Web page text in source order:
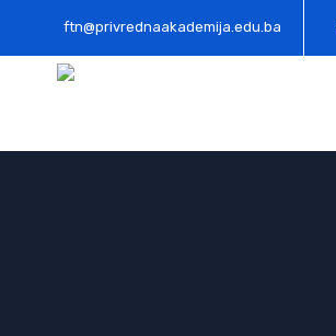
ftn@privrednaakademija.edu.ba